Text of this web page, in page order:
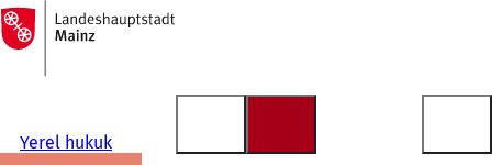
İçeriğe atla
Ana
sayfaya
Yerel hukuk